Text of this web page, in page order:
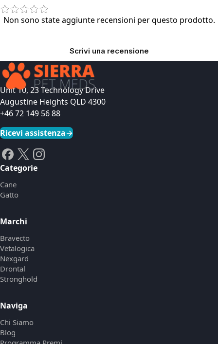
Non sono state aggiunte recensioni per questo prodotto.
Scrivi una recensione
Unit 10, 23 Technology Drive
Augustine Heights QLD 4300
+46 72 149 56 88
Ricevi assistenza→
Categorie
Cane
Gatto
Marchi
Bravecto
Vetalogica
Nexgard
Drontal
Stronghold
Naviga
Chi Siamo
Blog